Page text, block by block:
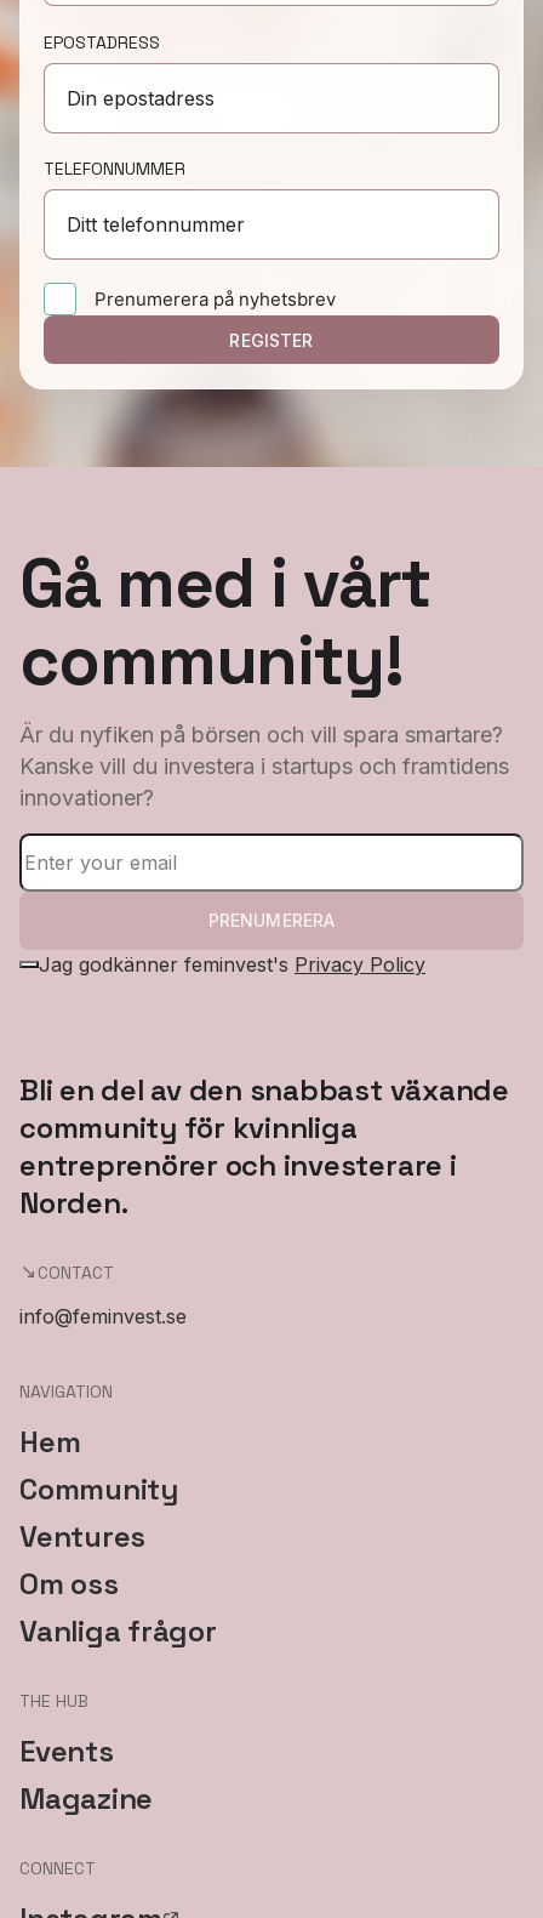
EPOSTADRESS
TELEFONNUMMER
Prenumerera på nyhetsbrev
REGISTER
Gå med i vårt
community!
Är du nyfiken på börsen och vill spara smartare?
Kanske vill du investera i startups och framtidens
innovationer?
PRENUMERERA
Jag godkänner feminvest's Privacy Policy
Bli en del av den snabbast växande
community för kvinnliga
entreprenörer och investerare i
Norden.
CONTACT
info@feminvest.se
NAVIGATION
Hem
Community
Ventures
Om oss
Vanliga frågor
THE HUB
Events
Magazine
CONNECT